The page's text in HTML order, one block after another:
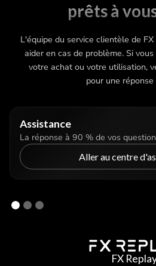
prêts à
L'équipe du service clientèle de
aider en cas de problème. Si
votre achat ou votre utilisation,
pour une réponse
Assistance
La réponse à 90 % de vos
Aller au centre
FX